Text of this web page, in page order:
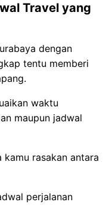
Travel yang
dengan
tentu memberi
waktu
maupun jadwal
kamu rasakan antara
perjalanan